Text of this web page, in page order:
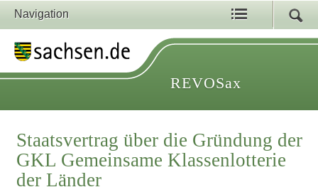
Navigation
REVOSax
Staatsvertrag über die Gründung der
GKL Gemeinsame Klassenlotterie
der Länder